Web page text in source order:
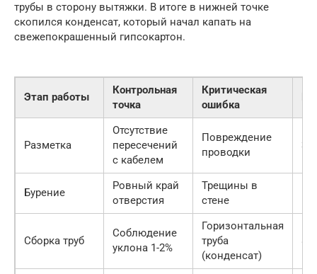
трубы в сторону вытяжки. В итоге в нижней точке
скопился конденсат, который начал капать на
свежепокрашенный гипсокартон.
Этап работы
Контрольная
точка
Критическая
ошибка
Разметка
Отсутствие
пересечений
с кабелем
Повреждение
проводки
3
Бурение
Ровный край
отверстия
Трещины в
стене
Сборка труб
Соблюдение
уклона 1-2%
Горизонтальная
труба
(конденсат)